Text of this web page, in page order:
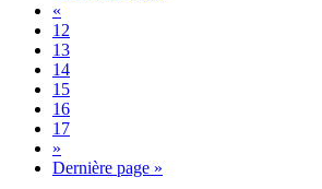
«
12
13
14
15
16
17
»
Dernière page »